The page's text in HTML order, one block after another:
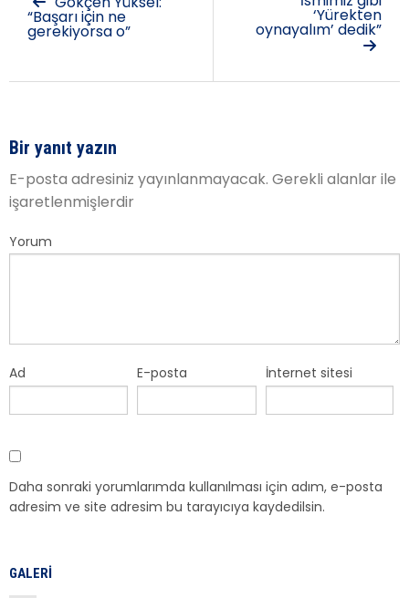
“Başarı için ne
gerekiyorsa o”
‘Yürekten
oynayalım’ dedik”
Bir yanıt yazın
E-posta adresiniz yayınlanmayacak. Gerekli alanlar ile
işaretlenmişlerdir
Yorum
Ad E-posta İnternet sitesi
Daha sonraki yorumlarımda kullanılması için adım, e-posta
adresim ve site adresim bu tarayıcıya kaydedilsin.
GALERI